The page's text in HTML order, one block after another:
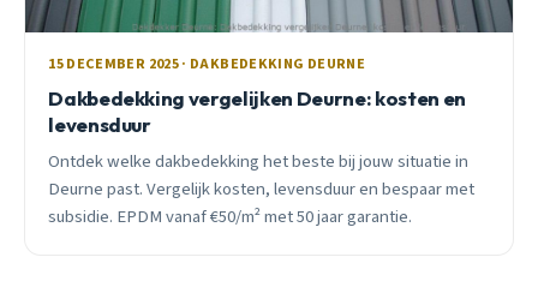
15 DECEMBER 2025 · DAKBEDEKKING DEURNE
Dakbedekking vergelijken Deurne: kosten en
levensduur
Ontdek welke dakbedekking het beste bij jouw situatie in
Deurne past. Vergelijk kosten, levensduur en bespaar met
subsidie. EPDM vanaf €50/m² met 50 jaar garantie.